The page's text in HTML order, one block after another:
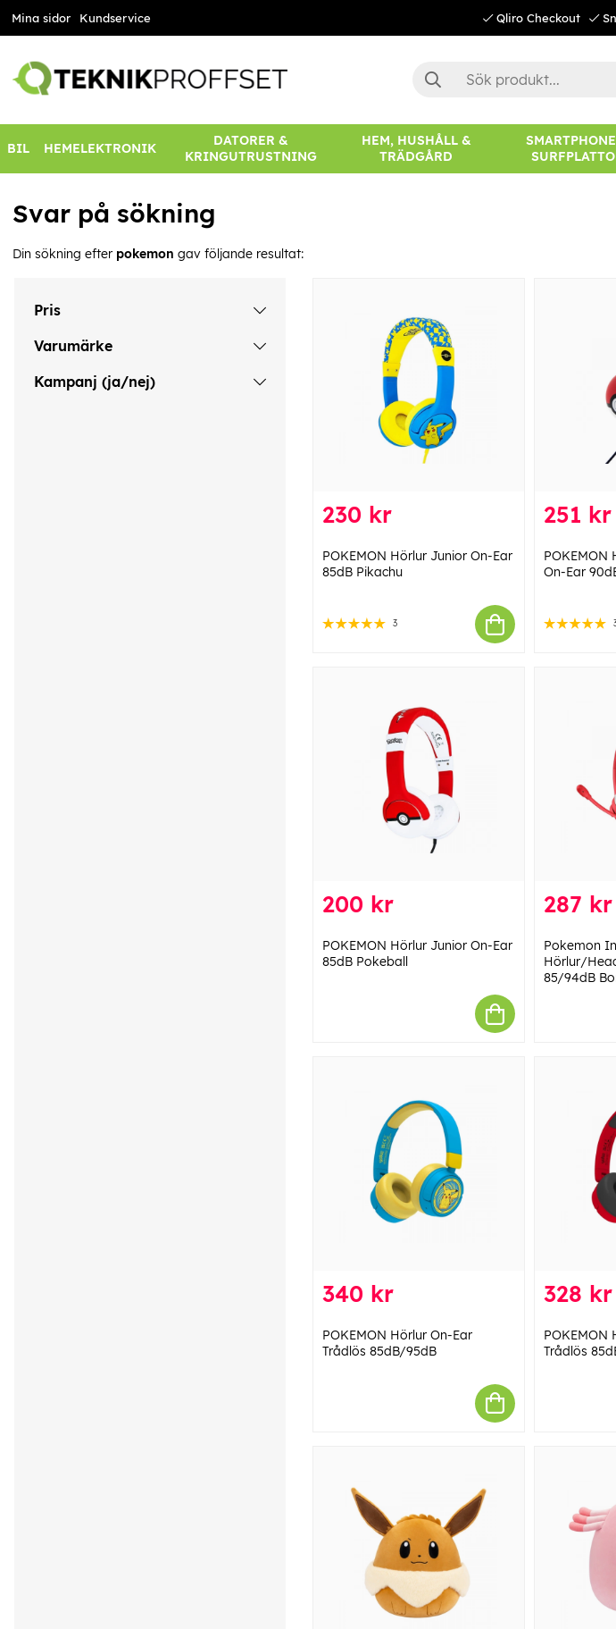
Mina sidor Kundservice Qliro Checkout
BIL HEMELEKTRONIK
DATORER &
KRINGUTRUSTNING
HEM, HUSHÅLL &
TRÄDGÅRD
Svar på sökning
Din sökning efter pokemon gav följande resultat:
Pris
Varumärke
Kampanj (ja/nej)
230 kr
POKEMON Hörlur Junior On-Ear
85dB Pikachu
3
251 kr
POKEMON
On-Ear
200 kr
POKEMON Hörlur Junior On-Ear
85dB Pokeball
287 kr
Pokemon
Hörlur/
85/94dB
340 kr
POKEMON Hörlur On-Ear
Trådlös 85dB/95dB
328 kr
POKEMON
Trådlös